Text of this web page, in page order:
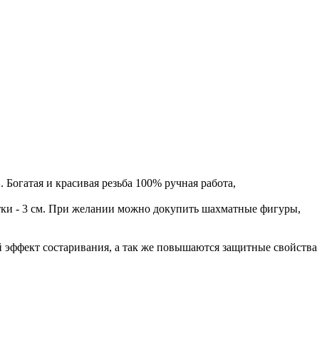
и красивая резьба 100% ручная работа,
- 3 см. При желании можно докупить шахматные фигуры,
состаривания, а так же повышаются защитные свойства